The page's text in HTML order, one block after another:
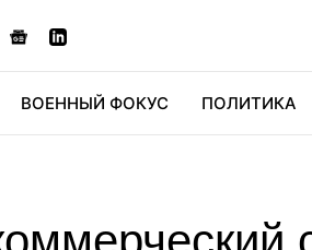
ВОЕННЫЙ ФОКУС ПОЛИТИКА